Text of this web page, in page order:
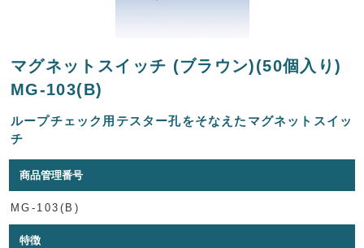
マグネットスイッチ (ブラウン)(50個入り)
MG-103(B)
ループチェック用テスター孔をそなえたマグネットスイッ
チ
商品管理番号
MG-103(B)
特徴